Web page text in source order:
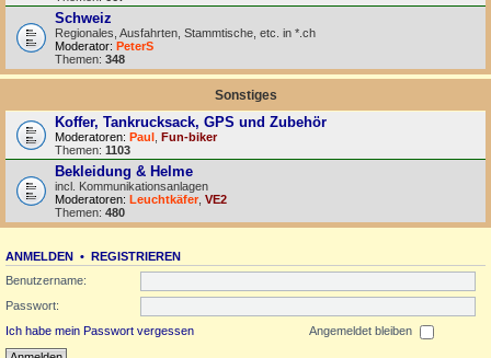
Schweiz
Regionales, Ausfahrten, Stammtische, etc. in *.ch
Moderator: PeterS
Themen: 348
Sonstiges
Koffer, Tankrucksack, GPS und Zubehör
Moderatoren: Paul Fun-biker
Themen: 1103
Bekleidung & Helme
incl. Kommunikationsanlagen
Moderatoren: Leuchtkäfer VE2
Themen: 480
ANMELDEN • REGISTRIEREN
Benutzername:
Passwort:
Ich habe mein Passwort vergessen
Angemeldet bleiben